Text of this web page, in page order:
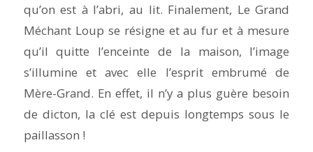
qu’on est à l’abri, au lit. Finalement, Le Grand
Méchant Loup se résigne et au fur et à mesure
qu’il quitte l’enceinte de la maison, l’image
s’illumine et avec elle l’esprit embrumé de
Mère-Grand. En effet, il n’y a plus guère besoin
de dicton, la clé est depuis longtemps sous le
paillasson !